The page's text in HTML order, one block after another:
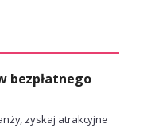
bezpłatnego
zyskaj atrakcyjne